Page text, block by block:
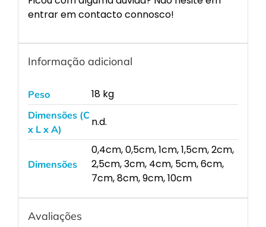
entrar em contacto connosco!
Informação adicional
Peso 18 kg
Dimensões (C
x L x A)
n.d.
Dimensões
0,4cm, 0,5cm, 1cm, 1,5cm, 2cm,
2,5cm, 3cm, 4cm, 5cm, 6cm,
7cm, 8cm, 9cm, 10cm
Avaliações